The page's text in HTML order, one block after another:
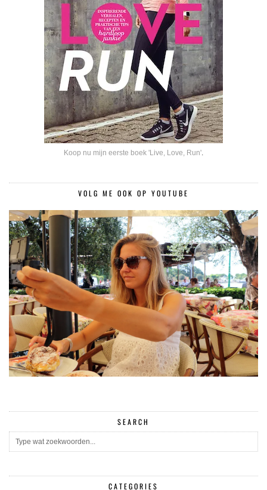
Koop nu mijn eerste boek 'Live, Love, Run'.
VOLG ME OOK OP YOUTUBE
SEARCH
CATEGORIES